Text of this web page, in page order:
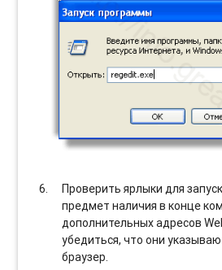
Проверить ярлыки для
предмет наличия в конце
дополнительных адресов
убедиться, что они
браузер.